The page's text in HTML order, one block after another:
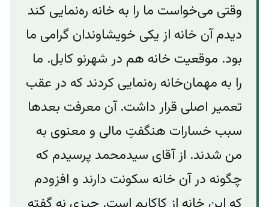
وقتی می‌خواست ما را به خانه ره‌نمایی کند
دیدم آن خانه‌ از یکی خویشاوندان گرامی ما
بود. موقعیت خانه هم در شهرنو کابل. ما
را به مهمان‌خانه ره‌نمایی کردند که در عقب
تعمیر اصلی قرار داشت. آن معرفت بعدها
سبب خسارات هنگفتِ مالی و معنوی به
من شدند. از آقای سیدمحمد پرسیدم که
چگونه‌ در آن خانه سکونت دارند و افزودم